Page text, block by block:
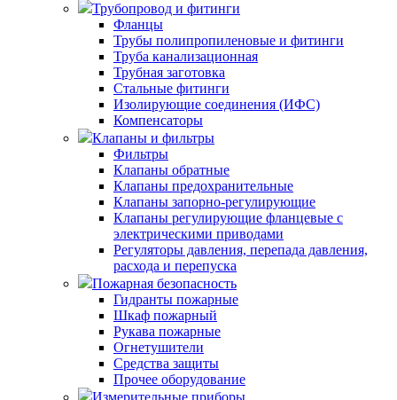
Трубопровод и фитинги
Фланцы
Трубы полипропиленовые и фитинги
Труба канализационная
Трубная заготовка
Стальные фитинги
Изолирующие соединения (ИФС)
Компенсаторы
Клапаны и фильтры
Фильтры
Клапаны обратные
Клапаны предохранительные
Клапаны запорно-регулирующие
Клапаны регулирующие фланцевые с
электрическими приводами
Регуляторы давления, перепада давления,
расхода и перепуска
Пожарная безопасность
Гидранты пожарные
Шкаф пожарный
Рукава пожарные
Огнетушители
Средства защиты
Прочее оборудование